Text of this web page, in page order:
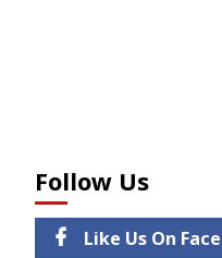
Follow Us
Like Us On